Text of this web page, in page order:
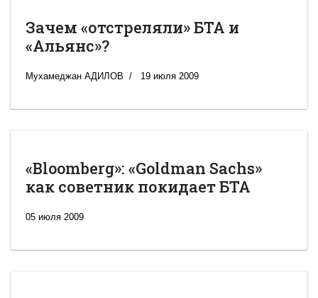
Зачем «отстреляли» БТА и
«Альянс»?
Мухамеджан АДИЛОВ 19 июля 2009
«Bloomberg»: «Goldman Sachs»
как советник покидает БТА
05 июля 2009